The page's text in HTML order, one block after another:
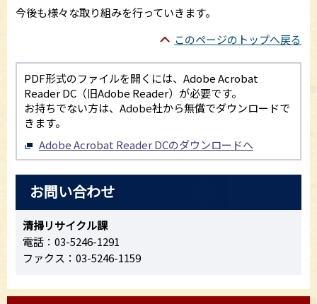
今後も様々な取り組みを行っていきます。
このページのトップへ戻る
PDF形式のファイルを開くには、Adobe Acrobat
Reader DC（旧Adobe Reader）が必要です。
お持ちでない方は、Adobe社から無償でダウンロードで
きます。
Adobe Acrobat Reader DCのダウンロードへ
お問い合わせ
清掃リサイクル課
電話：03-5246-1291
ファクス：03-5246-1159